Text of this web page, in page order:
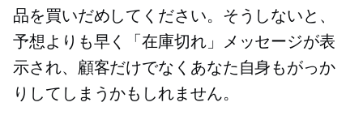
品を買いだめしてください。そうしないと、
予想よりも早く「在庫切れ」メッセージが表
示され、顧客だけでなくあなた自身もがっか
りしてしまうかもしれません。